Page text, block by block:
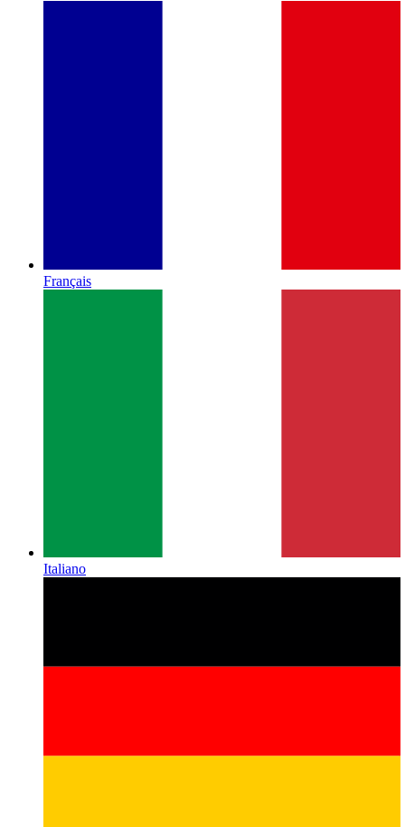
Français
Italiano